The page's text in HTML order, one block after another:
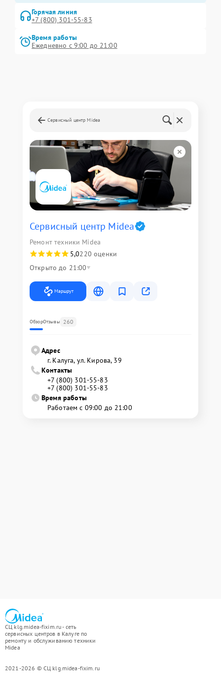
Горячая линия
+7 (800) 301-55-83
Время работы
Ежедневно с 9:00 до 21:00
Сервисный центр Midea
Сервисный центр Midea
Ремонт техники Midea
5,0220 оценки
Открыто до 21:00
Маршрут
ОбзорОтзывы 260
Адрес
г. Калуга, ул. Кирова, 39
Контакты
+7 (800) 301-55-83
+7 (800) 301-55-83
Время работы
Работаем с 09:00 до 21:00
СЦ klg.midea-fixim.ru - сеть
сервисных центров в Калуге по
ремонту и обслуживанию техники
Midea
2021-2026 © СЦ klg.midea-fixim.ru